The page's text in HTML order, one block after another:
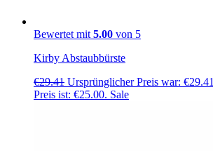
Bewertet mit 5.00 von 5
Kirby Abstaubbürste
€29.41 Ursprünglicher Preis war: €29.41
Preis ist: €25.00. Sale